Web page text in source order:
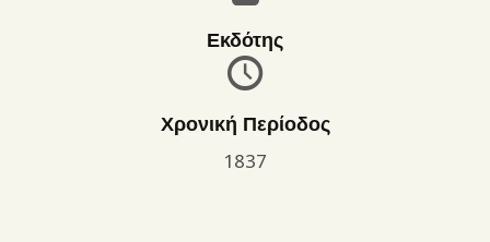
Εκδότης
Χρονική Περίοδος
1837